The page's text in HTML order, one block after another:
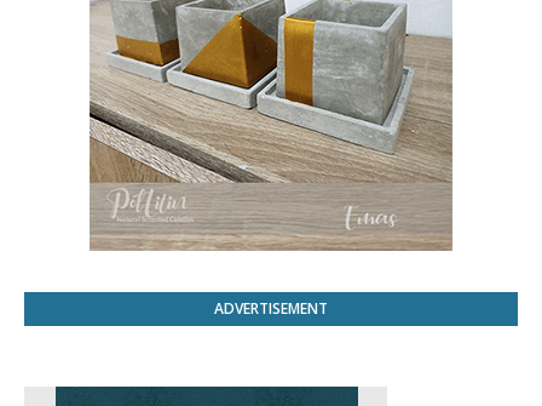
ADVERTISEMENT